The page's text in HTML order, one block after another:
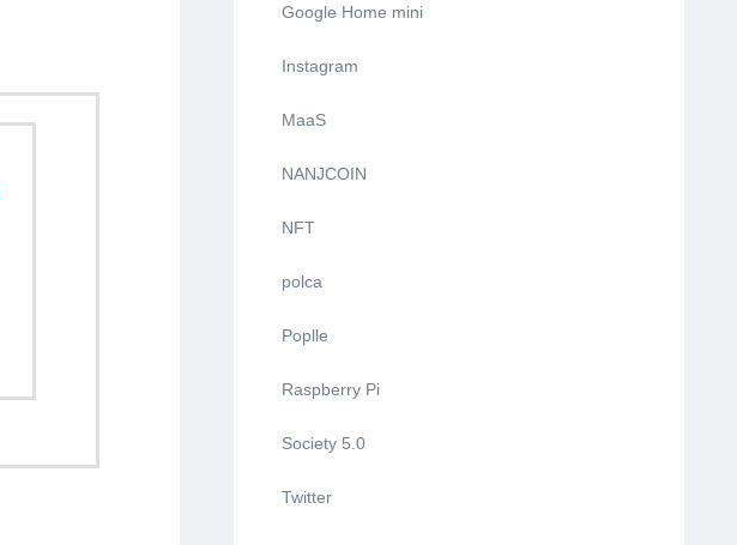
Google Home mini
Instagram
MaaS
NANJCOIN
NFT
polca
Poplle
Raspberry Pi
Society 5.0
Twitter